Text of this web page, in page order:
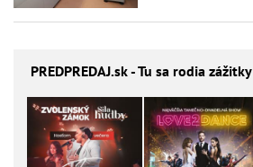
PREDPREDAJ.sk - Tu sa rodia zážitky